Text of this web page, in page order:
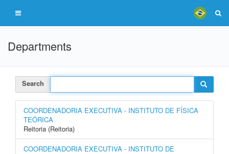
Departments
Search
COORDENADORIA EXECUTIVA - INSTITUTO DE FÍSICA
TEÓRICA
Reitoria (Reitoria)
COORDENADORIA EXECUTIVA - INSTITUTO DE